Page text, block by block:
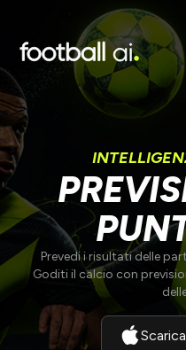
Prevedi i risultati delle
Goditi il calcio con